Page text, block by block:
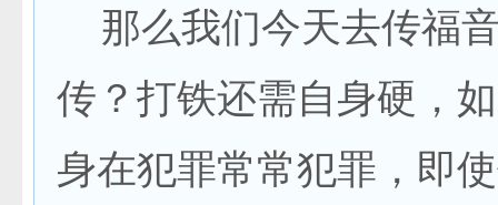
那么我们今天去传福
传？打铁还需自身硬，
身在犯罪常常犯罪，即